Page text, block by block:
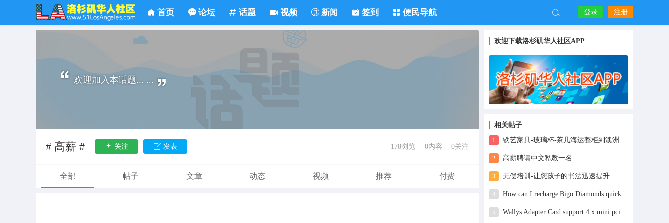
首页 论坛 话题 视频 新闻 签到 便民导航 登录 注册
欢迎下载洛杉矶华人社区APP
相关帖子
1 铁艺家具-玻璃杯-茶几海运整柜到澳洲悉尼-墨尔本-布里斯班
2 高薪聘请中文私教一名
3 无偿培训-让您孩子的书法迅速提升
4 How can I recharge Bigo Diamonds quickly?
5 Wallys Adapter Card support 4 x mini pcie QCA9880/QCA9882,4 x M.2 Card
欢迎加入本话题... ...
# 高薪 # 关注 发表 178浏览 0内容 0关注
全部 帖子 文章 动态 视频 推荐 付费